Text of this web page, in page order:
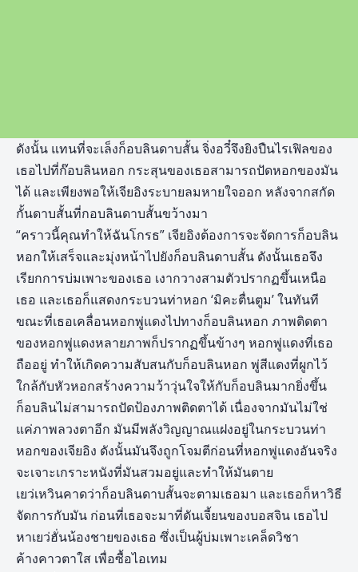
ดังนั้น แทนที่จะเล็งก็อบลินดาบสั้น จิ่งอวี๋จึงยิงปืนไรเฟิลของ
เธอไปที่ก๊อบลินหอก กระสุนของเธอสามารถปัดหอกของมัน
ได้ และเพียงพอให้เจียอิงระบายลมหายใจออก หลังจากสกัด
กั้นดาบสั้นที่กอบลินดาบสั้นขว้างมา
“คราวนี้คุณทำให้ฉันโกรธ” เจียอิงต้องการจะจัดการก็อบลิน
หอกให้เสร็จและมุ่งหน้าไปยังก็อบลินดาบสั้น ดังนั้นเธอจึง
เรียกการบ่มเพาะของเธอ เงากวางสามตัวปรากฏขึ้นเหนือ
เธอ และเธอก็แสดงกระบวนท่าหอก ‘มิคะตื่นตูม’ ในทันที
ขณะที่เธอเคลื่อนหอกพู่แดงไปทางก็อบลินหอก ภาพติดตา
ของหอกพู่แดงหลายภาพก็ปรากฏขึ้นข้างๆ หอกพู่แดงที่เธอ
ถืออยู่ ทำให้เกิดความสับสนกับก็อบลินหอก พู่สีแดงที่ผูกไว้
ใกล้กับหัวหอกสร้างความว้าวุ่นใจให้กับก็อบลินมากยิ่งขึ้น
ก็อบลินไม่สามารถปัดป้องภาพติดตาได้ เนื่องจากมันไม่ใช่
แค่ภาพลวงตาอีก มันมีพลังวิญญาณแฝงอยู่ในกระบวนท่า
หอกของเจียอิง ดังนั้นมันจึงถูกโจมตีก่อนที่หอกพู่แดงอันจริง
จะเจาะเกราะหนังที่มันสวมอยู่และทำให้มันตาย
เยว่เหวินคาดว่าก็อบลินดาบสั้นจะตามเธอมา และเธอก็หาวิธี
จัดการกับมัน ก่อนที่เธอจะมาที่ดันเจี้ยนของบอสจิน เธอไป
หาเยว่ฮั่นน้องชายของเธอ ซึ่งเป็นผู้บ่มเพาะเคล็ดวิชา
ค้างคาวตาใส เพื่อซื้อไอเทม